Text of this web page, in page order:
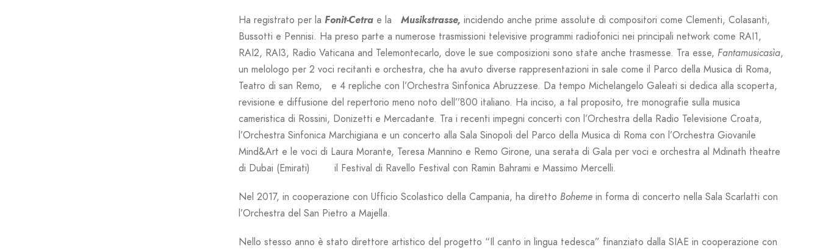
Ha registrato per la Fonit-Cetra e la Musikstrasse, incidendo anche prime assolute di compositori come Clementi, Colasanti,
Bussotti e Pennisi. Ha preso parte a numerose trasmissioni televisive programmi radiofonici nei principali network come RAI1,
RAI2, RAI3, Radio Vaticana and Telemontecarlo, dove le sue composizioni sono state anche trasmesse. Tra esse, Fantamusicasìa,
un melologo per 2 voci recitanti e orchestra, che ha avuto diverse rappresentazioni in sale come il Parco della Musica di Roma,
Teatro di san Remo, e 4 repliche con l’Orchestra Sinfonica Abruzzese. Da tempo Michelangelo Galeati si dedica alla scoperta,
revisione e diffusione del repertorio meno noto dell’’800 italiano. Ha inciso, a tal proposito, tre monografie sulla musica
cameristica di Rossini, Donizetti e Mercadante. Tra i recenti impegni concerti con l’Orchestra della Radio Televisione Croata,
l’Orchestra Sinfonica Marchigiana e un concerto alla Sala Sinopoli del Parco della Musica di Roma con l’Orchestra Giovanile
Mind&Art e le voci di Laura Morante, Teresa Mannino e Remo Girone, una serata di Gala per voci e orchestra al Mdinath theatre
di Dubai (Emirati) il Festival di Ravello Festival con Ramin Bahrami e Massimo Mercelli.
Nel 2017, in cooperazione con Ufficio Scolastico della Campania, ha diretto Boheme in forma di concerto nella Sala Scarlatti con
l’Orchestra del San Pietro a Majella.
Nello stesso anno è stato direttore artistico del progetto “Il canto in lingua tedesca” finanziato dalla SIAE in cooperazione con